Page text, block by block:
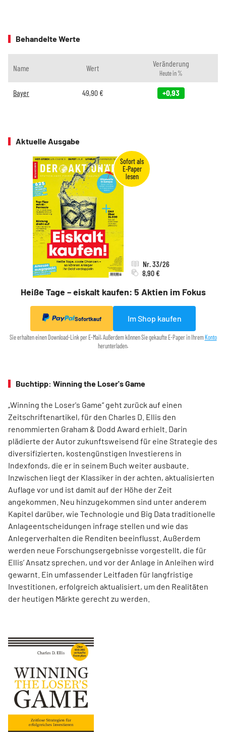
Behandelte Werte
Name Wert Veränderung
Heute in %
Bayer 49,90€ +0,93
Aktuelle Ausgabe
Heiße Tage – eiskalt kaufen: 5 Aktien im Fokus
Nr. 33/26
8,90 €
Sofortkauf Im Shop kaufen
Sie erhalten einen Download-Link per E-Mail. Außerdem können Sie gekaufte E-Paper in Ihrem Konto
herunterladen.
Buchtipp: Winning the Loser's Game
„Winning the Loser's Game“ geht zurück auf einen
Zeitschriftenartikel, für den Charles D. Ellis den
renommierten Graham & Dodd Award erhielt. Darin
plädierte der Autor zukunftsweisend für eine Strategie des
diversifizierten, kostengünstigen Investierens in
Indexfonds, die er in seinem Buch weiter ausbaute.
Inzwischen liegt der Klassiker in der achten, aktualisierten
Auflage vor und ist damit auf der Höhe der Zeit
angekommen. Neu hinzugekommen sind unter anderem
Kapitel darüber, wie Technologie und Big Data traditionelle
Anlageentscheidungen infrage stellen und wie das
Anlegerverhalten die Renditen beeinflusst. Außerdem
werden neue Forschungsergebnisse vorgestellt, die für
Ellis’ Ansatz sprechen, und vor der Anlage in Anleihen wird
gewarnt. Ein umfassender Leitfaden für langfristige
Investitionen, erfolgreich aktualisiert, um den Realitäten
der heutigen Märkte gerecht zu werden.